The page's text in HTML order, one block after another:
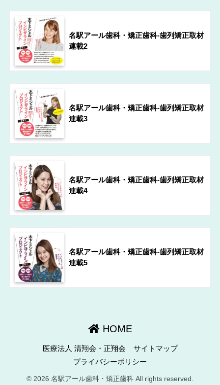
名駅アール歯科・矯正歯科-歯列矯正取材
連載2
名駅アール歯科・矯正歯科-歯列矯正取材
連載3
名駅アール歯科・矯正歯科-歯列矯正取材
連載4
名駅アール歯科・矯正歯科-歯列矯正取材
連載5
HOME
医療法人 清翔会・正翔会
サイトマップ
プライバシーポリシー
© 2026 名駅アール歯科・矯正歯科 All rights reserved.